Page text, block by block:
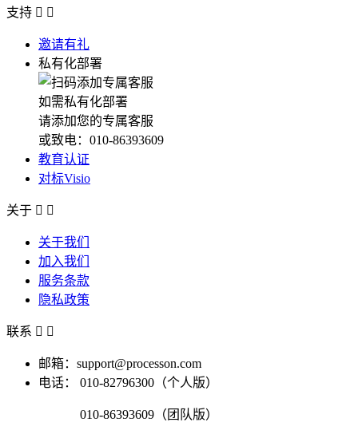
支持  
邀请有礼
私有化部署
如需私有化部署
请添加您的专属客服
或致电：010-86393609
教育认证
对标Visio
关于  
关于我们
加入我们
服务条款
隐私政策
联系  
邮箱：support@processon.com
电话：
010-82796300（个人版）
010-86393609（团队版）